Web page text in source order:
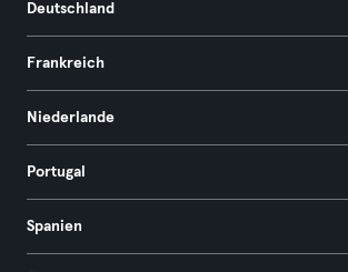
Deutschland
Frankreich
Niederlande
Portugal
Spanien